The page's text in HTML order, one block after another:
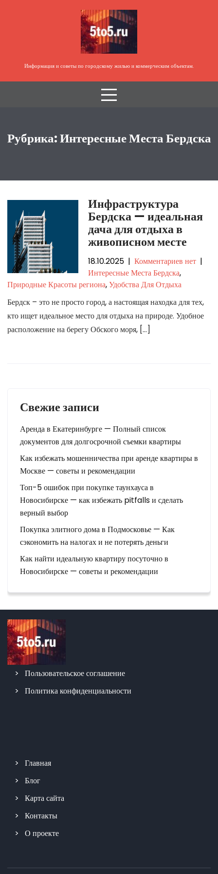
Информация и советы по городскому жилью и коммерческим объектам.
Рубрика:Интересные Места Бердска
Инфраструктура
Бердска — идеальная
дача для отдыха в
живописном месте
18.10.2025 |Комментариев нет |
Интересные Места Бердска,
Природные Красоты региона,Удобства Для Отдыха
Бердск – это не просто город, а настоящая находка для тех,
кто ищет идеальное место для отдыха на природе. Удобное
расположение на берегу Обского моря, […]
Свежие записи
Аренда в Екатеринбурге — Полный список
документов для долгосрочной съемки квартиры
Как избежать мошенничества при аренде квартиры в
Москве — советы и рекомендации
Топ-5 ошибок при покупке таунхауса в
Новосибирске — как избежать pitfalls и сделать
верный выбор
Покупка элитного дома в Подмосковье — Как
сэкономить на налогах и не потерять деньги
Как найти идеальную квартиру посуточно в
Новосибирске — советы и рекомендации
Пользовательское соглашение
Политика конфиденциальности
Главная
Блог
Карта сайта
Контакты
О проекте